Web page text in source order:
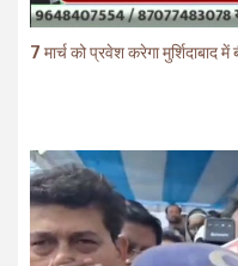
7 मार्च को प्रवेश करेगा मुर्शिदाबाद में